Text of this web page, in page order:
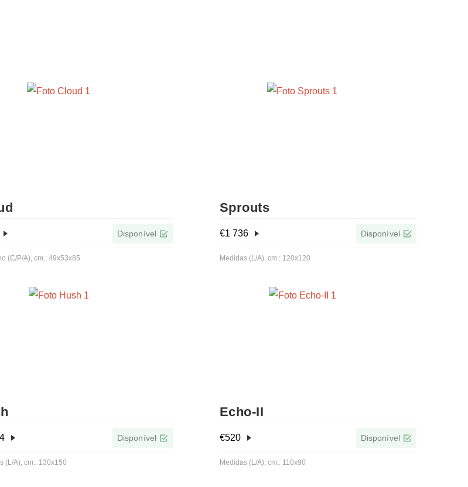
Disponível
(C/P/A), cm.: 49x53x85
Sprouts
€1 736 Disponível
Medidas (L/A), cm.: 120x120
Disponível
(L/A), cm.: 130x150
Echo-IІ
€520 Disponível
Medidas (L/A), cm.: 110x90